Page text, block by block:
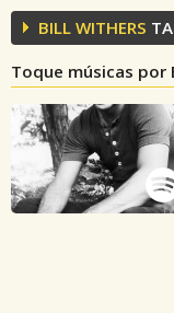
BILL WITHERS
Toque músicas por